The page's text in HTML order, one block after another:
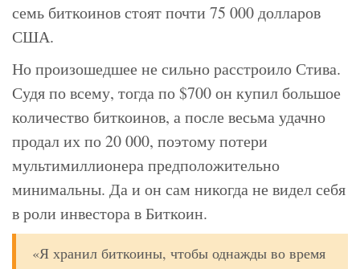
семь биткоинов стоят почти 75 000 долларов
США.
Но произошедшее не сильно расстроило Стива.
Судя по всему, тогда по $700 он купил большое
количество биткоинов, а после весьма удачно
продал их по 20 000, поэтому потери
мультимиллионера предположительно
минимальны. Да и он сам никогда не видел себя
в роли инвестора в Биткоин.
«Я хранил биткоины, чтобы однажды во время